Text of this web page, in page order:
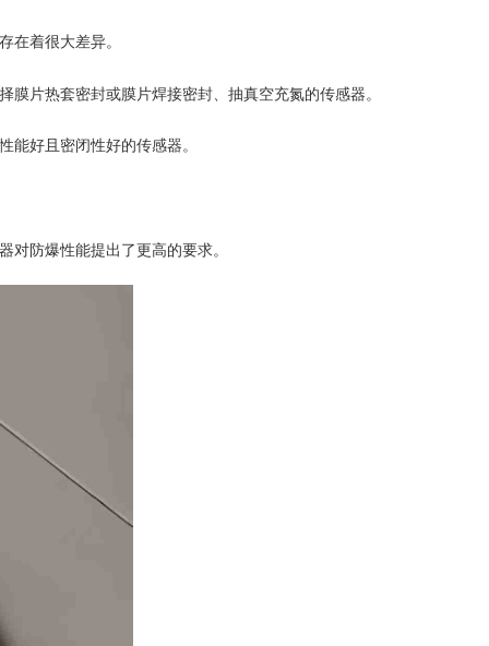
在着很大差异。
片热套密封或膜片焊接密封、抽真空充氮的传感器。
能好且密闭性好的传感器。
对防爆性能提出了更高的要求。